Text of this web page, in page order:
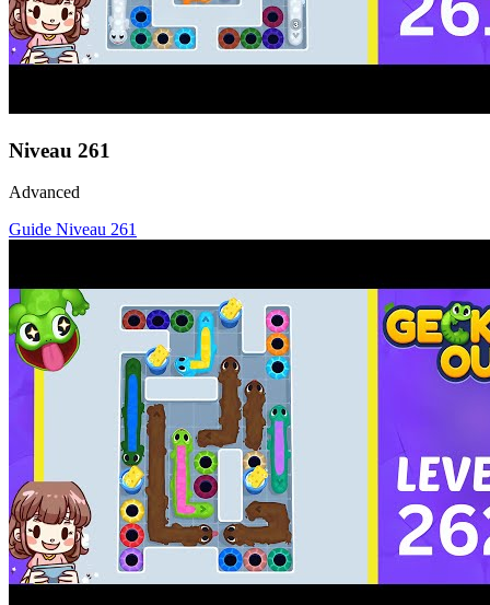
Niveau 261
Advanced
Guide Niveau 261